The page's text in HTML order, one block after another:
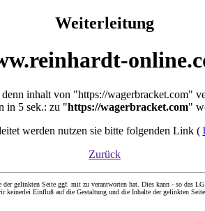
Weiterleitung
inhalt von "https://wagerbracket.com"
in 5 sek.: zu "https://wagerbracket.com"
werden nutzen sie bitte folgenden Link (
Zurück
gelinkten Seite ggf. mit zu verantworten hat. Dies kann - so das
Einfluß auf die Gestaltung und die Inhalte der gelinkten